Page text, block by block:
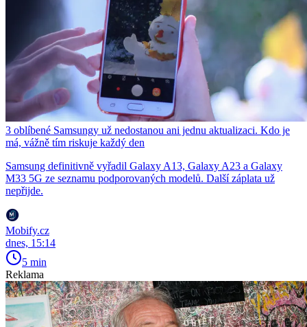
3 oblíbené Samsungy už nedostanou ani jednu aktualizaci. Kdo je
má, vážně tím riskuje každý den
Samsung definitivně vyřadil Galaxy A13, Galaxy A23 a Galaxy
M33 5G ze seznamu podporovaných modelů. Další záplata už
nepřijde.
Mobify.cz
dnes, 15:14
5 min
Reklama